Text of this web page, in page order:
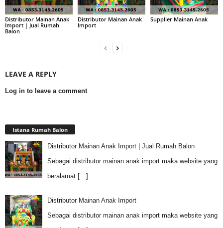
Distributor Mainan Anak
Import | Jual Rumah
Balon
Distributor Mainan Anak
Import
Supplier Mainan Anak
LEAVE A REPLY
Log in to leave a comment
Istana Rumah Balon
Distributor Mainan Anak Import | Jual Rumah Balon
Sebagai distributor mainan anak import maka website yang
beralamat […]
Distributor Mainan Anak Import
Sebagai distributor mainan anak import maka website yang